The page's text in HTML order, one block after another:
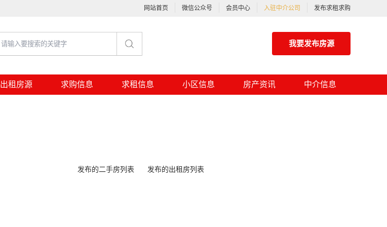
网站首页 微信公众号 会员中心 入驻中介公司 发布求租求购
我要发布房源
出租房源 求购信息 求租信息 小区信息 房产资讯 中介信息
发布的二手房列表 发布的出租房列表